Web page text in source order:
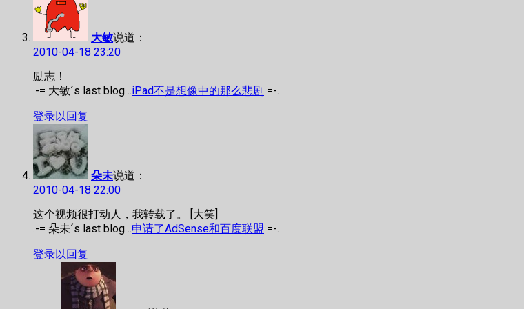
大敏说道：
2010-04-18 23:20
励志！
.-= 大敏´s last blog ..iPad不是想像中的那么悲剧 =-.
登录以回复
朵未说道：
2010-04-18 22:00
这个视频很打动人，我转载了。 [大笑]
.-= 朵未´s last blog ..申请了AdSense和百度联盟 =-.
登录以回复